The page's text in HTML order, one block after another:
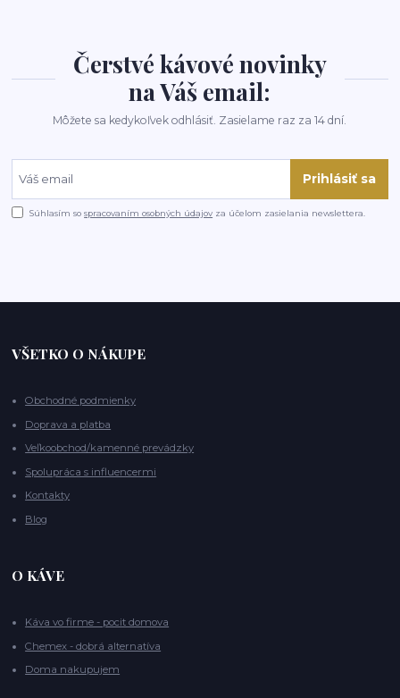
Čerstvé kávové novinky
na Váš email:
Môžete sa kedykoľvek odhlásiť. Zasielame raz za 14 dní.
Prihlásiť sa
Súhlasím sospracovaním osobných údajov za účelom zasielania newslettera.
VŠETKO O NÁKUPE
Obchodné podmienky
Doprava a platba
Veľkoobchod/kamenné prevádzky
Spolupráca s influencermi
Kontakty
Blog
O KÁVE
Káva vo firme - pocit domova
Chemex - dobrá alternatíva
Doma nakupujem